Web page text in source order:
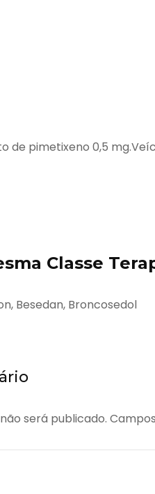
de pimetixeno 0,5
Classe
Besedan, Broncosedol
será publicado.